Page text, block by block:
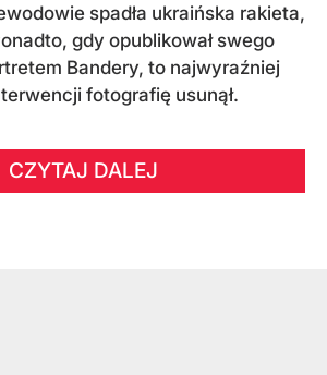
spadła ukraińska rakieta,
gdy opublikował swego
Bandery, to najwyraźniej
fotografię usunął.
CZYTAJ DALEJ